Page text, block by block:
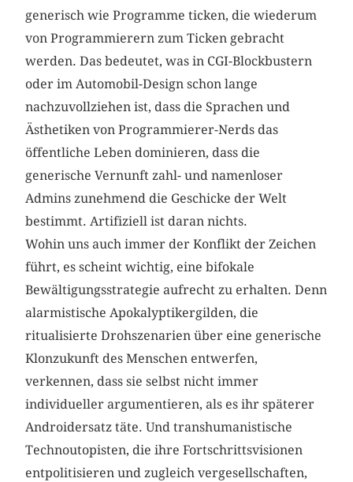
generisch wie Programme ticken, die wiederum
von Programmierern zum Ticken gebracht
werden. Das bedeutet, was in CGI-Blockbustern
oder im Automobil-Design schon lange
nachzuvollziehen ist, dass die Sprachen und
Ästhetiken von Programmierer-Nerds das
öffentliche Leben dominieren, dass die
generische Vernunft zahl- und namenloser
Admins zunehmend die Geschicke der Welt
bestimmt. Artifiziell ist daran nichts.
Wohin uns auch immer der Konflikt der Zeichen
führt, es scheint wichtig, eine bifokale
Bewältigungsstrategie aufrecht zu erhalten. Denn
alarmistische Apokalyptikergilden, die
ritualisierte Drohszenarien über eine generische
Klonzukunft des Menschen entwerfen,
verkennen, dass sie selbst nicht immer
individueller argumentieren, als es ihr späterer
Androidersatz täte. Und transhumanistische
Technoutopisten, die ihre Fortschrittsvisionen
entpolitisieren und zugleich vergesellschaften,